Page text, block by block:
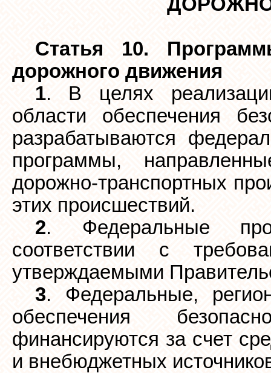
Статья 10.
дорожного движения
1. В целях
области обеспечения
разрабатываются
программы,
дорожно-транспортных
этих происшествий.
2. Федеральные
соответствии с
утверждаемыми
3. Федеральные,
обеспечения
финансируются за счет
и внебюджетных